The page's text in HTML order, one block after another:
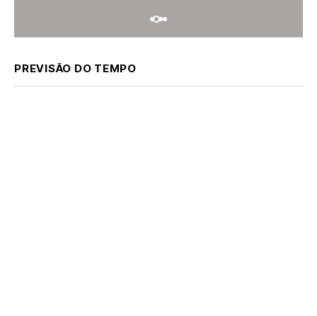
PREVISÃO DO TEMPO